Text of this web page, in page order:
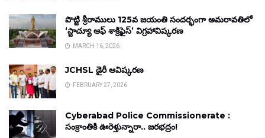
పొట్టి శ్రీరాములు 125వ జయంతి సందర్భంగా అమరావతిలో
‘స్టాచ్యూ ఆఫ్ శాక్రిఫైస్’ విగ్రహావిష్కరణ
MARCH 16, 2026
JCHSL డైరీ ఆవిష్కరణ
FEBRUARY 27, 2026
Cyberabad Police Commissionerate :
సంక్రాంతికి ఊరెళ్తున్నారా.. జరభద్రం!